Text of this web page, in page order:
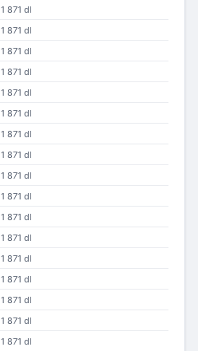
1 871 dl
1 871 dl
1 871 dl
1 871 dl
1 871 dl
1 871 dl
1 871 dl
1 871 dl
1 871 dl
1 871 dl
1 871 dl
1 871 dl
1 871 dl
1 871 dl
1 871 dl
1 871 dl
1 871 dl